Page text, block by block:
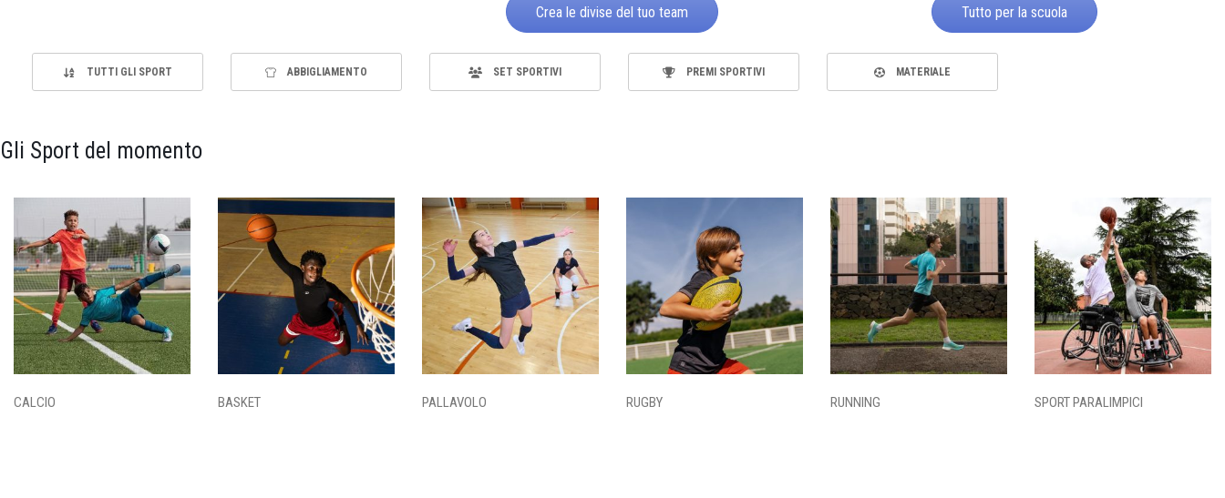
Crea le divise del tuo team Tutto per la scuola
TUTTI GLI SPORT ABBIGLIAMENTO SET SPORTIVI PREMI SPORTIVI MATERIALE
Gli Sport del momento
CALCIO BASKET PALLAVOLO RUGBY RUNNING SPORT PARALIMPICI